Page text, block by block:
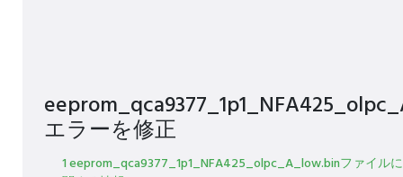
エラーを修正
1 eeprom_qca9377_1p1_NFA425_olpc_A_low.binファイルに